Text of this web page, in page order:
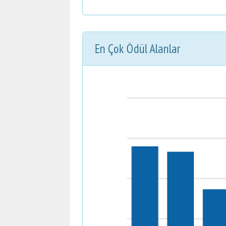
En Çok Ödül Alanlar